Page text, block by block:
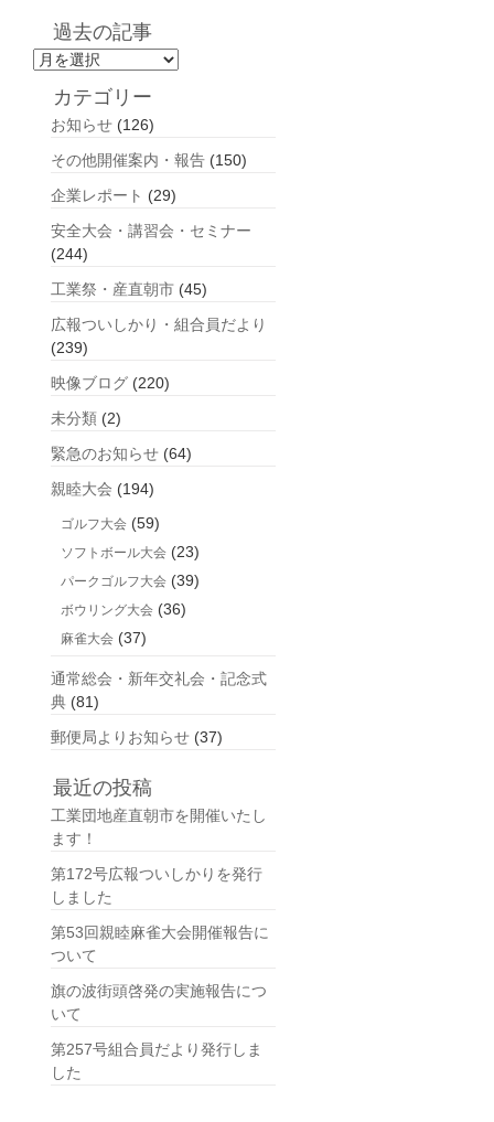
過去の記事
過
カテゴリー
お知らせ (126)
その他開催案内・報告 (150)
企業レポート (29)
安全大会・講習会・セミナー
(244)
工業祭・産直朝市 (45)
広報ついしかり・組合員だより
(239)
映像ブログ (220)
未分類 (2)
緊急のお知らせ (64)
親睦大会 (194)
ゴルフ大会 (59)
ソフトボール大会 (23)
パークゴルフ大会 (39)
ボウリング大会 (36)
麻雀大会 (37)
通常総会・新年交礼会・記念式
典 (81)
郵便局よりお知らせ (37)
最近の投稿
工業団地産直朝市を開催いたし
ます！
第172号広報ついしかりを発行
しました
第53回親睦麻雀大会開催報告に
ついて
旗の波街頭啓発の実施報告につ
いて
第257号組合員だより発行しま
した